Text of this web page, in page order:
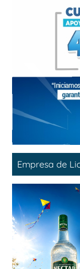
Empresa de